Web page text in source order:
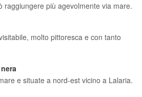
raggiungere più agevolmente via mare.
molto pittoresca e con tanto
e situate a nord-est vicino a Lalaria.